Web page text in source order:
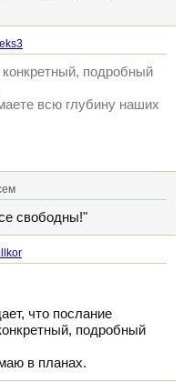
подробный
всю глубину наших
свободны!"
что послание
подробный
в планах.